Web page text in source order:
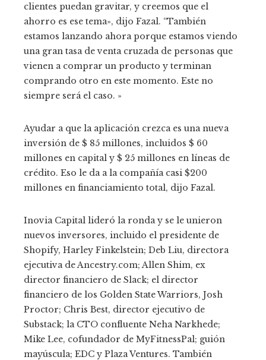
clientes puedan gravitar, y creemos que el
ahorro es ese tema», dijo Fazal. “También
estamos lanzando ahora porque estamos viendo
una gran tasa de venta cruzada de personas que
vienen a comprar un producto y terminan
comprando otro en este momento. Este no
siempre será el caso. »
Ayudar a que la aplicación crezca es una nueva
inversión de $ 85 millones, incluidos $ 60
millones en capital y $ 25 millones en líneas de
crédito. Eso le da a la compañía casi $200
millones en financiamiento total, dijo Fazal.
Inovia Capital lideró la ronda y se le unieron
nuevos inversores, incluido el presidente de
Shopify, Harley Finkelstein; Deb Liu, directora
ejecutiva de Ancestry.com; Allen Shim, ex
director financiero de Slack; el director
financiero de los Golden State Warriors, Josh
Proctor; Chris Best, director ejecutivo de
Substack; la CTO confluente Neha Narkhede;
Mike Lee, cofundador de MyFitnessPal; guión
mayúscula; EDC y Plaza Ventures. También